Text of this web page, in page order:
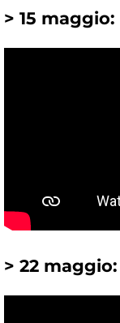
> 15 maggio:
> 22 maggio: